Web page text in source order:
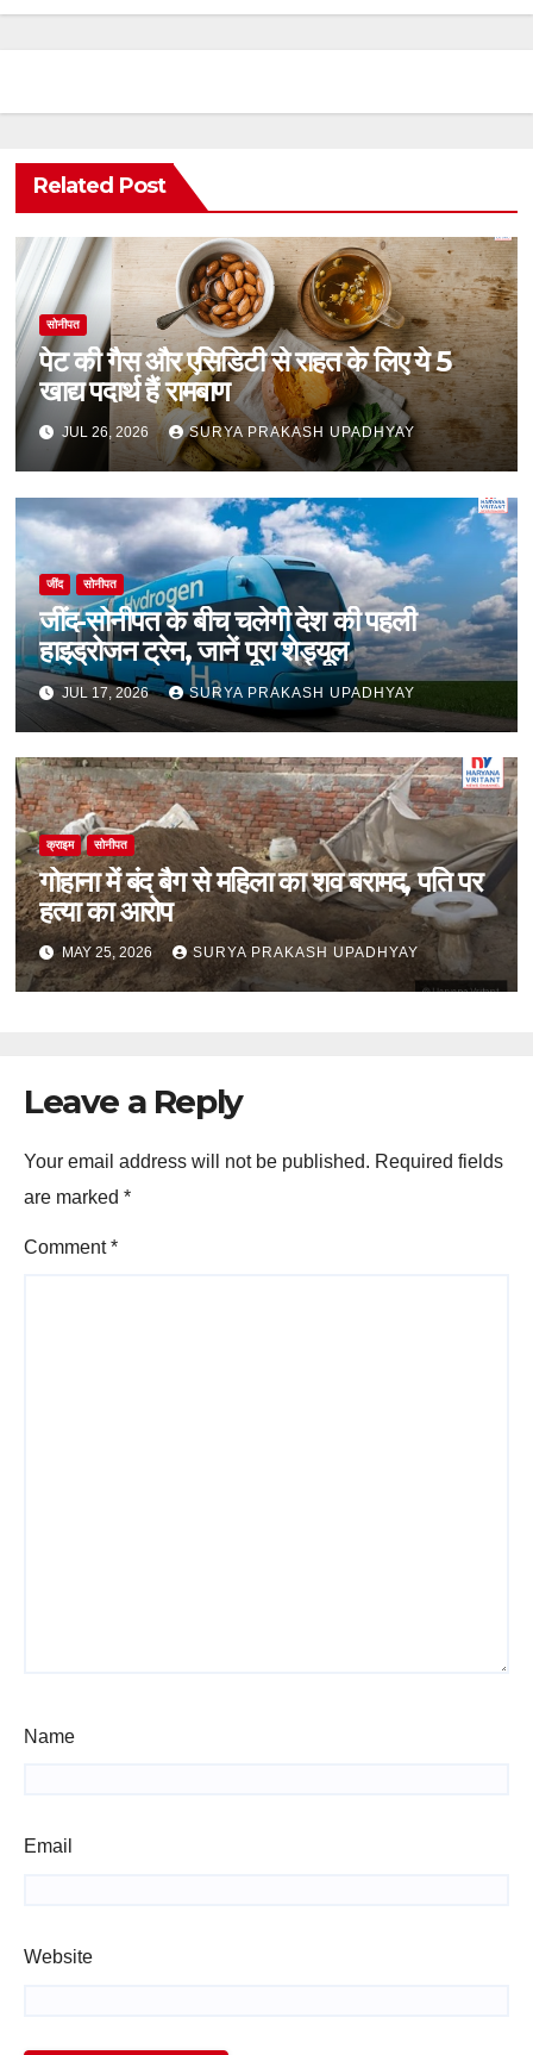
Related Post
सोनीपत
पेट की गैस और एसिडिटी से राहत के लिए ये 5
खाद्य पदार्थ हैं रामबाण
JUL 26, 2026 SURYA PRAKASH UPADHYAY
जींद सोनीपत
जींद-सोनीपत के बीच चलेगी देश की पहली
हाइड्रोजन ट्रेन, जानें पूरा शेड्यूल
JUL 17, 2026 SURYA PRAKASH UPADHYAY
क्राइम सोनीपत
गोहाना में बंद बैग से महिला का शव बरामद, पति पर
हत्या का आरोप
MAY 25, 2026 SURYA PRAKASH UPADHYAY
Leave a Reply
Your email address will not be published. Required fields
are marked *
Comment*
Name
Email
Website